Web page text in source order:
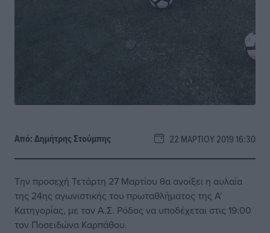
Από:Δημήτρης Στούμπης 22 ΜΑΡΤΊΟΥ 2019 16:30
Την προσεχή Τετάρτη 27 Μαρτίου θα ανοίξει η αυλαία
της 24ης αγωνιστικής του πρωταθλήματος της Α’
Κατηγορίας, με τον Α.Σ. Ρόδος να υποδέχεται στις 19:00
τον Ποσειδώνα Καρπάθου.